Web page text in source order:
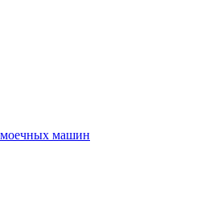
машин